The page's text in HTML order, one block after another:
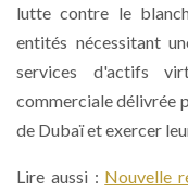
lutte contre le
entités nécessitant
services d'actifs
commerciale délivrée
de Dubaï et exercer
Lire aussi : Nouvelle